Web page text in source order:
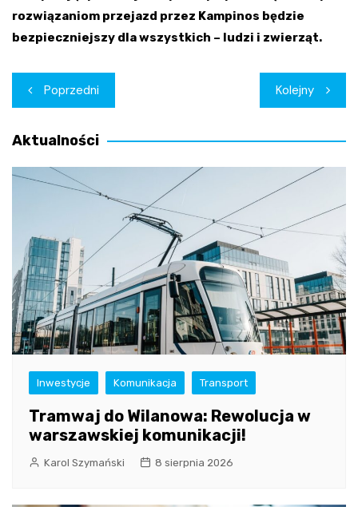
rozwiązaniom przejazd przez Kampinos będzie
bezpieczniejszy dla wszystkich – ludzi i zwierząt.
Nawigacja
wpisu
Poprzedni Kolejny
Aktualności
Inwestycje Komunikacja Transport
Tramwaj do Wilanowa: Rewolucja w
warszawskiej komunikacji!
Karol Szymański 8 sierpnia 2026